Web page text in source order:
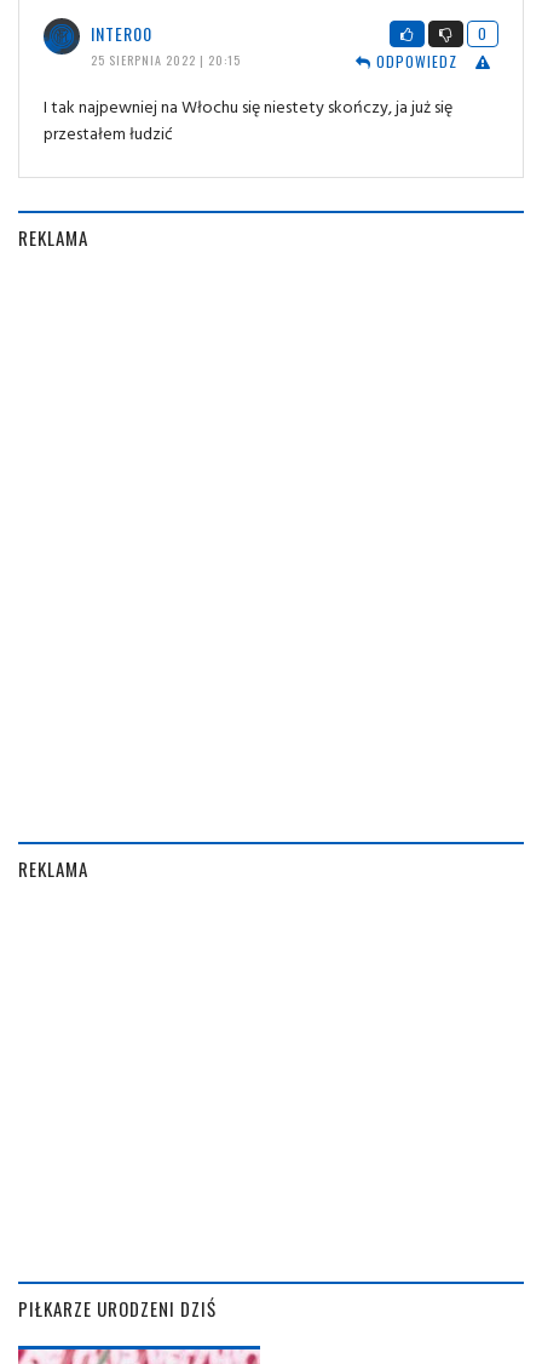
INTER00
25 SIERPNIA 2022 | 20:15
0
ODPOWIEDZ
I tak najpewniej na Włochu się niestety skończy, ja już się
przestałem łudzić
REKLAMA
REKLAMA
PIŁKARZE URODZENI DZIŚ